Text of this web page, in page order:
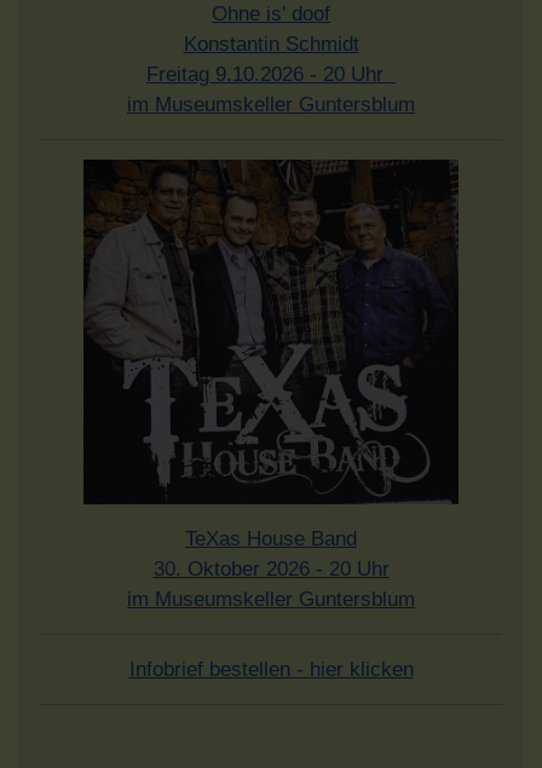
Ohne is' doof
Konstantin Schmidt
Freitag 9.10.2026 - 20 Uhr
im Museumskeller Guntersblum
TeXas House Band
30. Oktober 2026 - 20 Uhr
im Museumskeller Guntersblum
Infobrief bestellen - hier klicken